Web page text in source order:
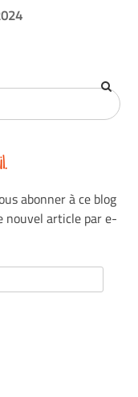
abonner à ce blog
nouvel article par e-